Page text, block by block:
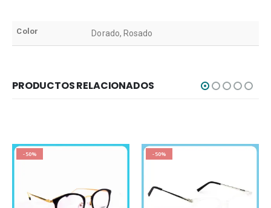
Color Dorado, Rosado
PRODUCTOS RELACIONADOS